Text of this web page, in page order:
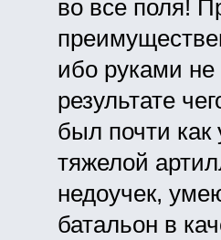
во все поля!
ибо руками не
результате
был почти как
тяжелой
недоучек,
батальон в